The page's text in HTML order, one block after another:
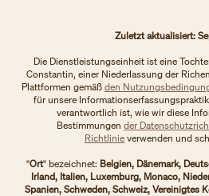
Zuletzt aktualisiert:
Die Dienstleistungseinheit ist eine
Constantin, einer Niederlassung der
Plattformen gemäß den
für unsere
verantwortlich ist, wie wir diese
Bestimmungen der
Richtlinieverwenden und
"Ort" bezeichnet: Belgien, Dänemark,
Irland, Italien, Luxemburg, Monaco,
Spanien, Schweden, Schweiz, Vereinigtes